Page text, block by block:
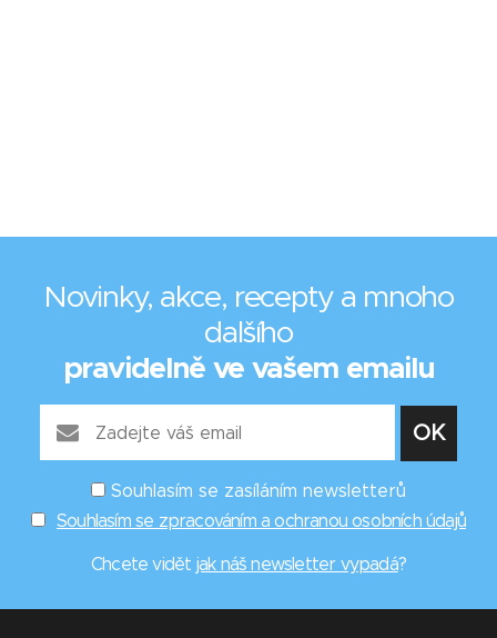
Novinky, akce, recepty a mnoho
dalšího
pravidelně ve vašem emailu
Souhlasím se zasíláním newsletterů
Souhlasím se zpracováním a ochranou osobních údajů
Chcete vidět jak náš newsletter vypadá?